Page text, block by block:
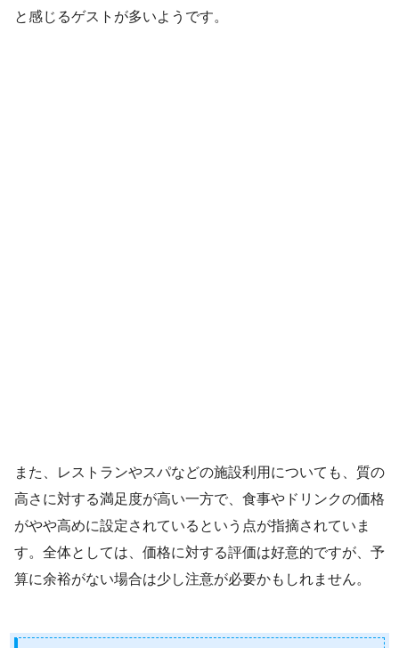
と感じるゲストが多いようです。
また、レストランやスパなどの施設利用についても、質の
高さに対する満足度が高い一方で、食事やドリンクの価格
がやや高めに設定されているという点が指摘されていま
す。全体としては、価格に対する評価は好意的ですが、予
算に余裕がない場合は少し注意が必要かもしれません。